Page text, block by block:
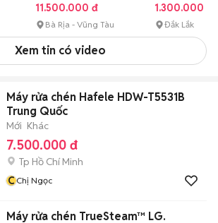
11.500.000 đ
Bà Rịa - Vũng Tàu
1.300.000 đ
Đắk Lắk
Xem tin có video
Máy rửa chén Hafele HDW-T5531B
Trung Quốc
Mới Khác
7.500.000 đ
Tp Hồ Chí Minh
CChị Ngọc
Máy rửa chén TrueSteam™ LG.